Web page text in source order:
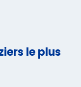
le plus